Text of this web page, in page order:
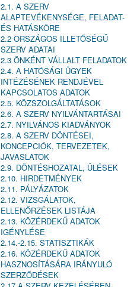
2.1. A SZERV
ALAPTEVÉKENYSÉGE, FELADAT-
ÉS HATÁSKÖRE
2.2 ORSZÁGOS ILLETŐSÉGŰ
SZERV ADATAI
2.3 ÖNKÉNT VÁLLALT FELADATOK
2.4. A HATÓSÁGI ÜGYEK
INTÉZÉSÉNEK RENDJÉVEL
KAPCSOLATOS ADATOK
2.5. KÖZSZOLGÁLTATÁSOK
2.6. A SZERV NYILVÁNTARTÁSAI
2.7. NYILVÁNOS KIADVÁNYOK
2.8. A SZERV DÖNTÉSEI,
KONCEPCIÓK, TERVEZETEK,
JAVASLATOK
2.9. DÖNTÉSHOZATAL, ÜLÉSEK
2.10. HIRDETMÉNYEK
2.11. PÁLYÁZATOK
2.12. VIZSGÁLATOK,
ELLENŐRZÉSEK LISTÁJA
2.13. KÖZÉRDEKŰ ADATOK
IGÉNYLÉSE
2.14.-2.15. STATISZTIKÁK
2.16. KÖZÉRDEKŰ ADATOK
HASZNOSÍTÁSÁRA IRÁNYULÓ
SZERZŐDÉSEK